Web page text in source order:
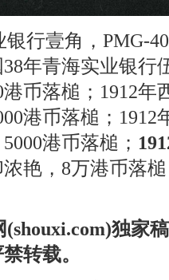
银行壹角，PMG-
年青海实业银行
币落槌；1912年
港币落槌；1912
港币落槌；
艳，8万港币落
独家
转载。